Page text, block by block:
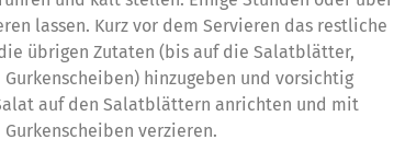
lassen. Kurz vor dem Servieren das restliche
übrigen Zutaten (bis auf die Salatblätter,
Gurkenscheiben) hinzugeben und vorsichtig
auf den Salatblättern anrichten und mit
verzieren.